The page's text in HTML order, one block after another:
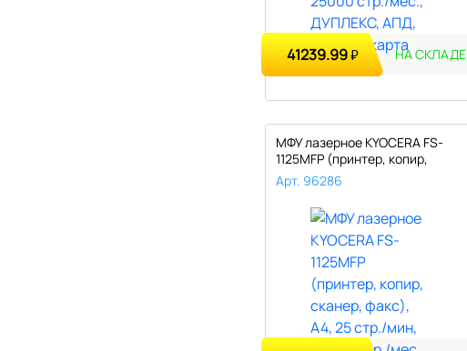
41239.99₽ НА СКЛАДЕ
МФУ лазерное KYOCERA FS-
1125MFP (принтер, копир,
сканер..
Арт. 96286